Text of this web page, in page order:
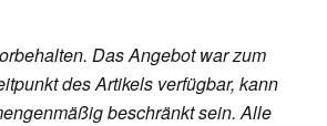
Das Angebot war zum
des Artikels verfügbar, kann
beschränkt sein. Alle